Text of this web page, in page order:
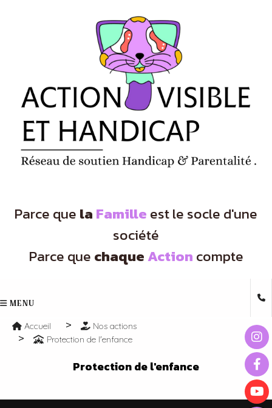
Parce que la Famille est le socle d'une
société
Parce que chaqueAction compte
MENU
Accueil
Nos actions
Protection de l'enfance
Protection de l'enfance